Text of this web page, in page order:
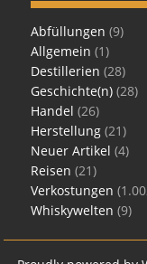
Abfüllungen (9)
Allgemein (1)
Destillerien (28)
Geschichte(n) (28)
Handel (26)
Herstellung (21)
Neuer Artikel (4)
Reisen (21)
Verkostungen
Whiskywelten (9)